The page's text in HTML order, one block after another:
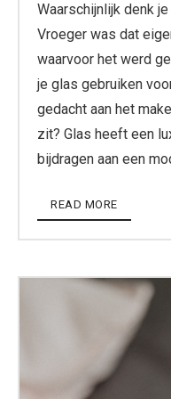
Waarschijnlijk denk
Vroeger was dat
waarvoor het werd
je glas gebruiken
gedacht aan het
zit? Glas heeft een
bijdragen aan een
READ MORE